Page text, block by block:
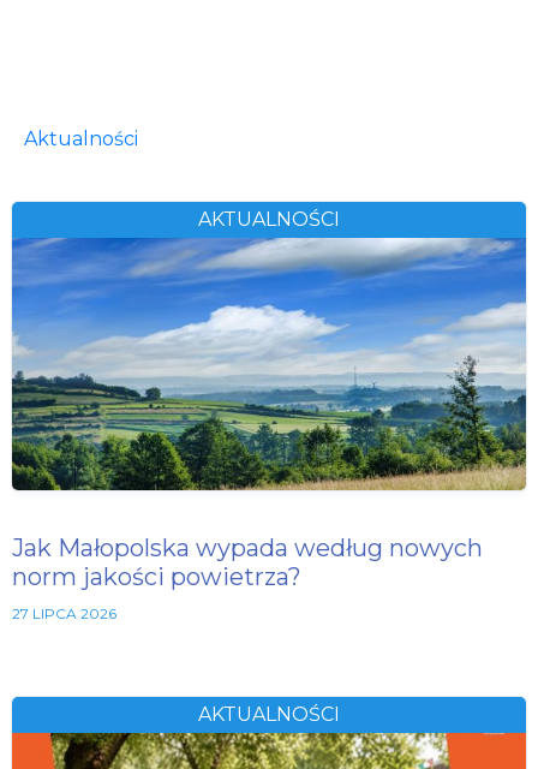
Aktualności
AKTUALNOŚCI
Jak Małopolska wypada według nowych
norm jakości powietrza?
27 LIPCA 2026
AKTUALNOŚCI